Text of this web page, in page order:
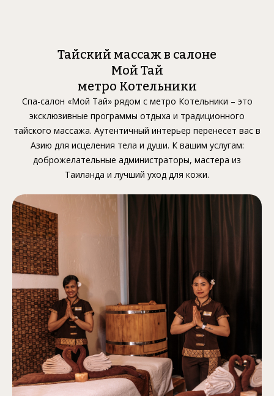
Тайский массаж в салоне
Мой Тай
метро Котельники
Спа-салон «Мой Тай» рядом с метро Котельники – это
эксклюзивные программы отдыха и традиционного
тайского массажа. Аутентичный интерьер перенесет вас в
Азию для исцеления тела и души. К вашим услугам:
доброжелательные администраторы, мастера из
Таиланда и лучший уход для кожи.